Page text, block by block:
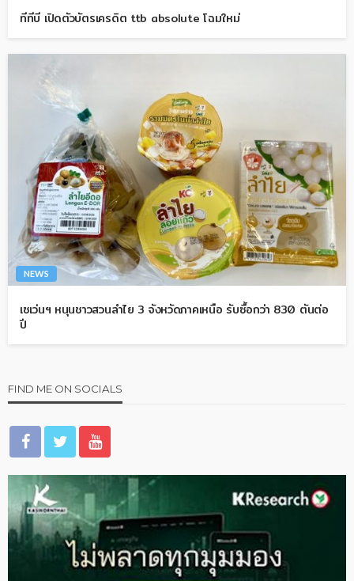
ทีทีบี เปิดตัวบัตรเครดิต ttb absolute โฉมใหม่
NEWS
เซเว่นฯ หนุนชาวสวนลำไย 3 จังหวัดภาคเหนือ รับซื้อกว่า 830 ตันต่อ
ปี
FIND ME ON SOCIALS